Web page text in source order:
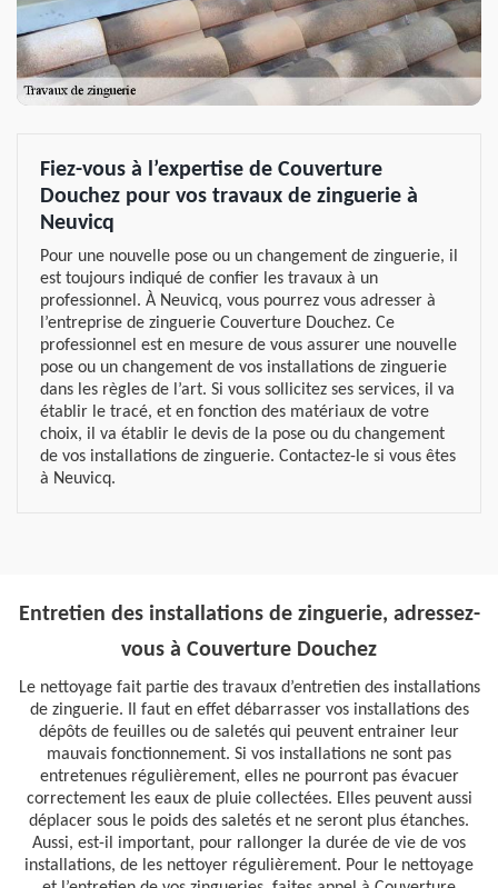
Fiez-vous à l’expertise de Couverture
Douchez pour vos travaux de zinguerie à
Neuvicq
Pour une nouvelle pose ou un changement de zinguerie, il
est toujours indiqué de confier les travaux à un
professionnel. À Neuvicq, vous pourrez vous adresser à
l’entreprise de zinguerie Couverture Douchez. Ce
professionnel est en mesure de vous assurer une nouvelle
pose ou un changement de vos installations de zinguerie
dans les règles de l’art. Si vous sollicitez ses services, il va
établir le tracé, et en fonction des matériaux de votre
choix, il va établir le devis de la pose ou du changement
de vos installations de zinguerie. Contactez-le si vous êtes
à Neuvicq.
Entretien des installations de zinguerie, adressez-
vous à Couverture Douchez
Le nettoyage fait partie des travaux d’entretien des installations
de zinguerie. Il faut en effet débarrasser vos installations des
dépôts de feuilles ou de saletés qui peuvent entrainer leur
mauvais fonctionnement. Si vos installations ne sont pas
entretenues régulièrement, elles ne pourront pas évacuer
correctement les eaux de pluie collectées. Elles peuvent aussi
déplacer sous le poids des saletés et ne seront plus étanches.
Aussi, est-il important, pour rallonger la durée de vie de vos
installations, de les nettoyer régulièrement. Pour le nettoyage